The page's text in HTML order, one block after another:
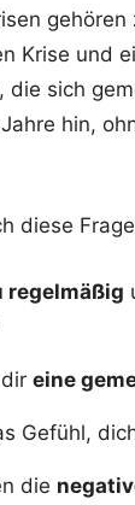
Krise und
die sich
hin,
diese
regelmäßig
eine
Gefühl,
die